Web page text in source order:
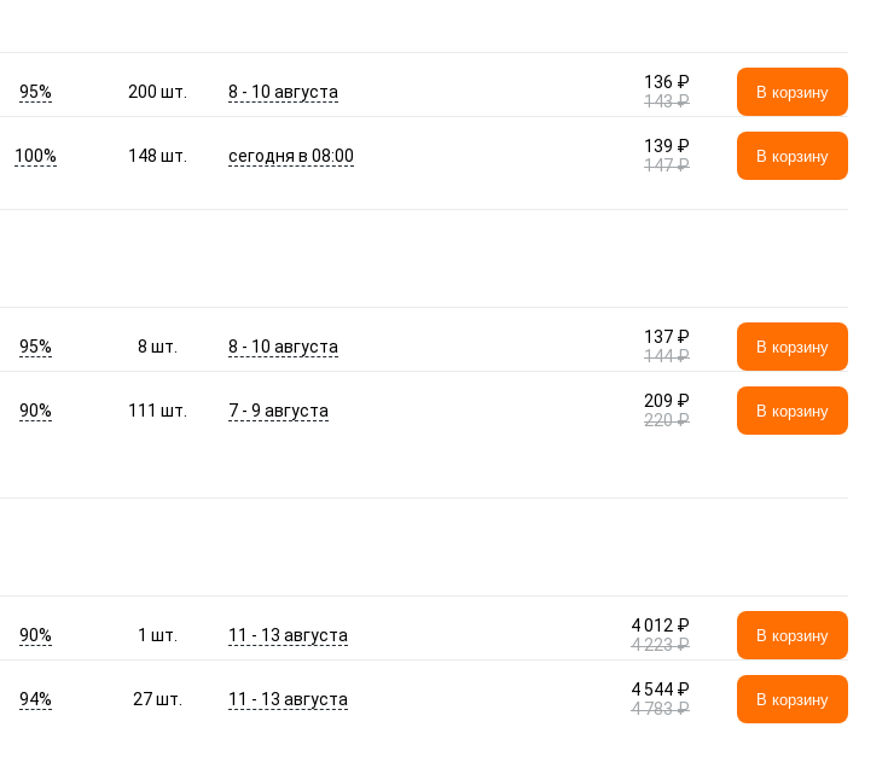
95% 200шт. 8 - 10 августа
136 ₽
143 ₽
В корзину
100% 148шт. сегодня в 08:00
139 ₽
147 ₽
В корзину
95% 8шт. 8 - 10 августа
137 ₽
144 ₽
В корзину
90% 111шт. 7 - 9 августа
209 ₽
220 ₽
В корзину
90% 1шт. 11 - 13 августа
4 012 ₽
4 223 ₽
В корзину
94% 27шт. 11 - 13 августа
4 544 ₽
4 783 ₽
В корзину